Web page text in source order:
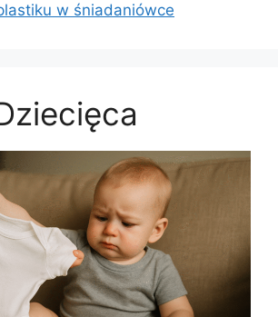
w śniadaniówce